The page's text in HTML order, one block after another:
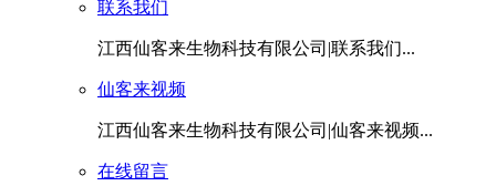
联系我们
江西仙客来生物科技有限公司|联系我们...
仙客来视频
江西仙客来生物科技有限公司|仙客来视频...
在线留言